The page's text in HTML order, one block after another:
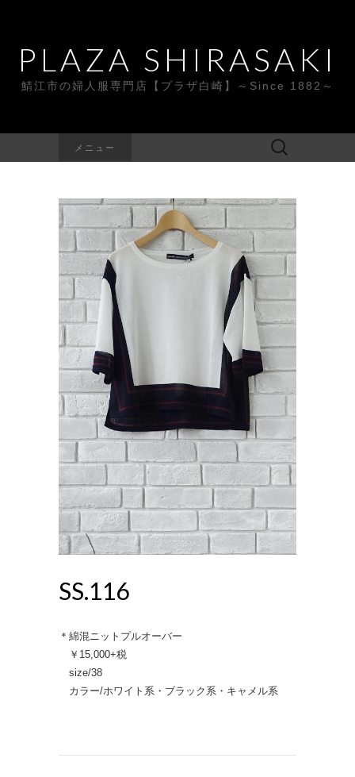
PLAZA SHIRASAKI
鯖江市の婦人服専門店【プラザ白崎】～Since 1882～
メニュー
検
索:
SS.116
＊綿混ニットプルオーバー
￥15,000+税
size/38
カラー/ホワイト系・ブラック系・キャメル系